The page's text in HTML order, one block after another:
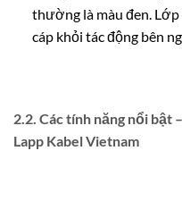
thường là màu đen.
cáp khỏi tác động bên
2.2. Các tính năng nổi bật
Lapp Kabel Vietnam